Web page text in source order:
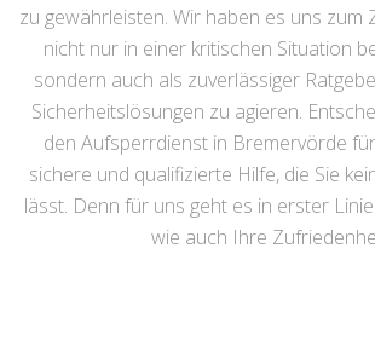
zu gewährleisten. Wir haben es uns zum
nicht nur in einer kritischen Situation
sondern auch als zuverlässiger
Sicherheitslösungen zu agieren.
den Aufsperrdienst in Bremervörde
sichere und qualifizierte Hilfe, die Sie
lässt. Denn für uns geht es in erster
wie auch Ihre